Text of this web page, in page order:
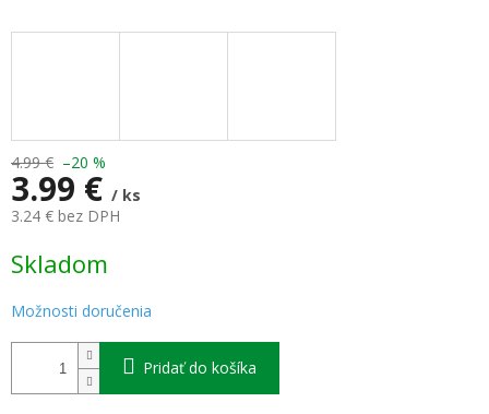
4.99 € –20 %
3.99 € / ks
3.24 € bez DPH
cena:
Skladom
Možnosti doručenia
Pridať do košíka